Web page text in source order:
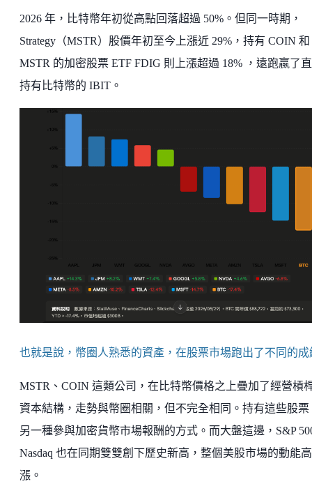
2026 年，比特幣年初從高點回落超過 50%。但同一時期，
Strategy（MSTR）股價年初至今上漲近 29%，持有 COIN 和
MSTR 的加密股票 ETF FDIG 則上漲超過 18% ，遠跑贏了
持有比特幣的 IBIT。
也就是說，幣圈人熟悉的資產，在股票市場跑出了不同的成
MSTR、COIN 這類公司，在比特幣價格之上疊加了經營槓
資本結構，走勢與幣圈相關，但不完全相同。持有這些股票
另一種參與加密貨幣市場報酬的方式。而大盤這邊，S&P
Nasdaq 也在同期雙雙創下歷史新高，整個美股市場的動能高
漲。